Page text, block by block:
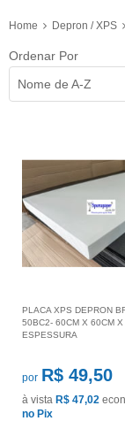
Home Depron / XPS
Ordenar Por
Nome de A-Z
PLACA XPS DEPRON
50BC2- 60CM X 60CM X
ESPESSURA
por R$ 49,50
à vista R$ 47,02
no Pix